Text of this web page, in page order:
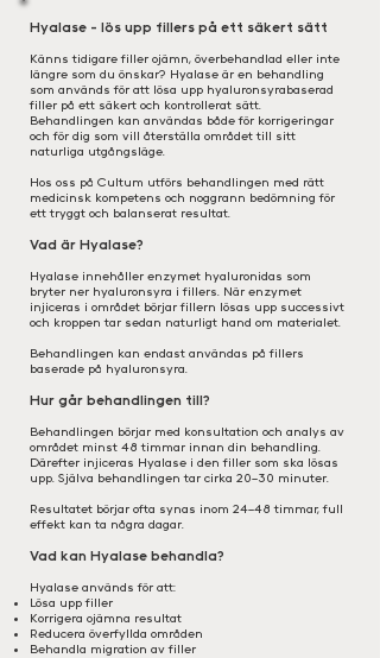
Hyalase - lös upp fillers på ett säkert sätt
Känns tidigare filler ojämn, överbehandlad eller inte
längre som du önskar? Hyalase är en behandling
som används för att lösa upp hyaluronsyrabaserad
filler på ett säkert och kontrollerat sätt.
Behandlingen kan användas både för korrigeringar
och för dig som vill återställa området till sitt
naturliga utgångsläge.
Hos oss på Cultum utförs behandlingen med rätt
medicinsk kompetens och noggrann bedömning för
ett tryggt och balanserat resultat.
Vad är Hyalase?
Hyalase innehåller enzymet hyaluronidas som
bryter ner hyaluronsyra i fillers. När enzymet
injiceras i området börjar fillern lösas upp successivt
och kroppen tar sedan naturligt hand om materialet.
Behandlingen kan endast användas på fillers
baserade på hyaluronsyra.
Hur går behandlingen till?
Behandlingen börjar med konsultation och analys av
området minst 48 timmar innan din behandling.
Därefter injiceras Hyalase i den filler som ska lösas
upp. Själva behandlingen tar cirka 20–30 minuter.
Resultatet börjar ofta synas inom 24–48 timmar, full
effekt kan ta några dagar.
Vad kan Hyalase behandla?
Hyalase används för att:
Lösa upp filler
Korrigera ojämna resultat
Reducera överfyllda områden
Behandla migration av filler